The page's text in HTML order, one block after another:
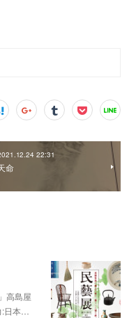
22:31
命
高島屋
日本…